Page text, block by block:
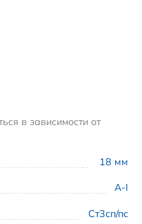
18 мм
А-I
Ст3сп/пс
в зависимости от